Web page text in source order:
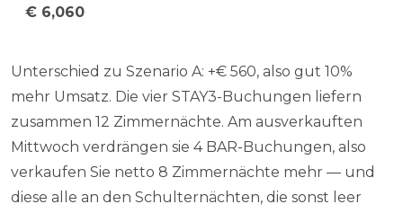
€ 6,060
Unterschied zu Szenario A: +€ 560, also gut 10%
mehr Umsatz. Die vier STAY3-Buchungen liefern
zusammen 12 Zimmernächte. Am ausverkauften
Mittwoch verdrängen sie 4 BAR-Buchungen, also
verkaufen Sie netto 8 Zimmernächte mehr — und
diese alle an den Schulternächten, die sonst leer